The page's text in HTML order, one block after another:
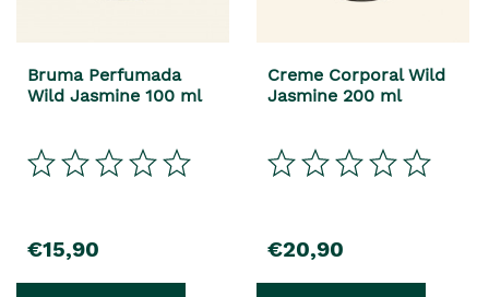
Bruma Perfumada
Wild Jasmine 100 ml
€15,90
Creme Corporal Wild
Jasmine 200 ml
€20,90